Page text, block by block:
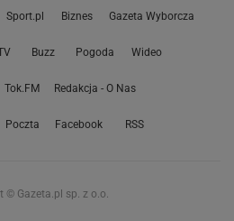
Sport.pl Biznes Gazeta Wyborcza
Buzz Pogoda Wideo
Tok.FM Redakcja - O Nas
Poczta Facebook RSS
© Gazeta.pl sp. z o.o.